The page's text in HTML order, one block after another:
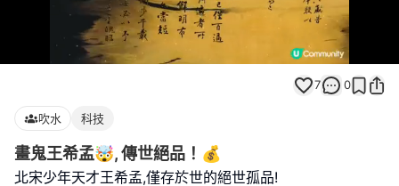
81.82%
7 0
吹水 科技
畫鬼王希孟🤯, 傳世絕品！💰
北宋少年天才王希孟,僅存於世的絕世孤品!